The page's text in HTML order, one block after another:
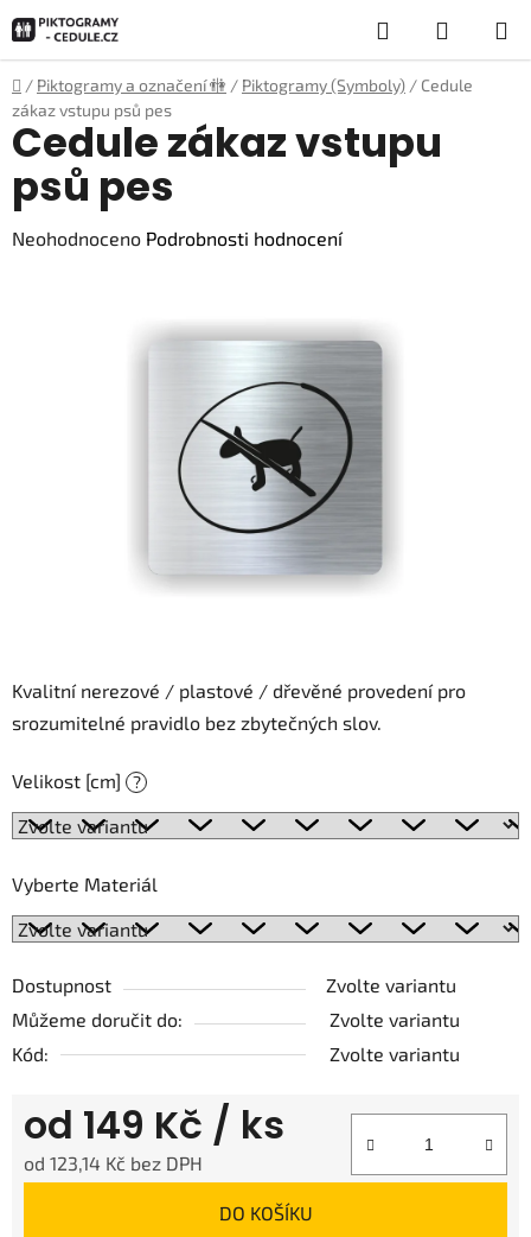
na
obsah
Hledat
KOŠÍK
Domů
/ Piktogramy a označení 🚻 / Piktogramy (Symboly) / Cedule
zákaz vstupu psů pes
Kvalitní nerezové / plastové / dřevěné provedení pro
srozumitelné pravidlo bez zbytečných slov.
Velikost [cm] ?
Vyberte Materiál
Dostupnost
Zvolte variantu
Můžeme doručit do:
Zvolte variantu
Kód:
Zvolte variantu
od 149 Kč / ks
od 123,14 Kč bez DPH
DO KOŠÍKU
Cedule zákaz vstupu
psů pes
Průměrné
Neohodnoceno Podrobnosti hodnocení